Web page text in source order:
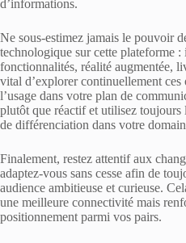
d’informations.
Ne sous-estimez jamais le pouvoir
technologique sur cette plateforme
fonctionnalités, réalité augmentée,
vital d’explorer continuellement ces
l’usage dans votre plan de
plutôt que réactif et utilisez
de différenciation dans votre
Finalement, restez attentif aux
adaptez-vous sans cesse afin de
audience ambitieuse et curieuse.
une meilleure connectivité mais
positionnement parmi vos pairs.